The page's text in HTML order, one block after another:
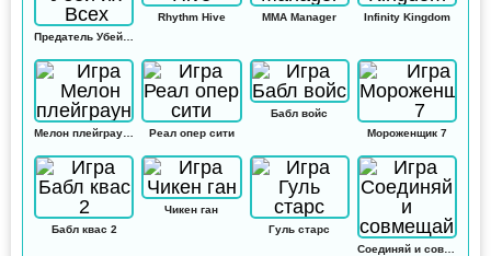
Rhythm Hive MMA Manager Infinity Kingdom
Реал опер сити
Бабл войс
Мороженщик 7
Бабл квас 2
Чикен ган
Гуль старс
Соединяй и совмещай